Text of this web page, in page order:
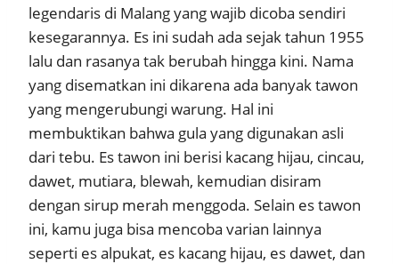
legendaris di Malang yang wajib dicoba sendiri
kesegarannya. Es ini sudah ada sejak tahun 1955
lalu dan rasanya tak berubah hingga kini. Nama
yang disematkan ini dikarena ada banyak tawon
yang mengerubungi warung. Hal ini
membuktikan bahwa gula yang digunakan asli
dari tebu. Es tawon ini berisi kacang hijau, cincau,
dawet, mutiara, blewah, kemudian disiram
dengan sirup merah menggoda. Selain es tawon
ini, kamu juga bisa mencoba varian lainnya
seperti es alpukat, es kacang hijau, es dawet, dan